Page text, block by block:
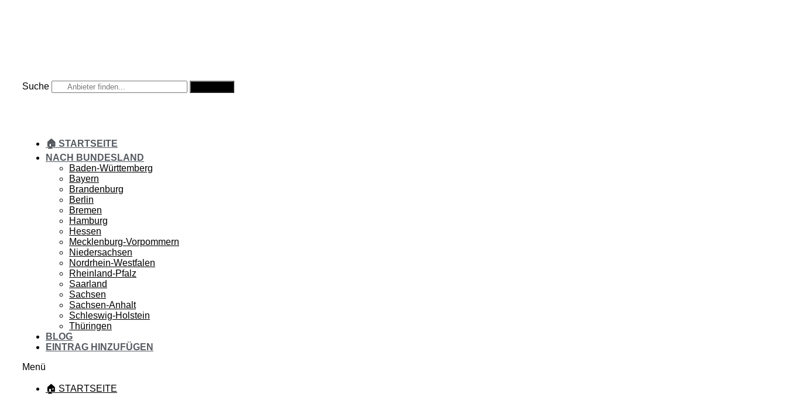
Suche
🏠 STARTSEITE
NACH BUNDESLAND
Baden-Württemberg
Bayern
Brandenburg
Berlin
Bremen
Hamburg
Hessen
Mecklenburg-Vorpommern
Niedersachsen
Nordrhein-Westfalen
Rheinland-Pfalz
Saarland
Sachsen
Sachsen-Anhalt
Schleswig-Holstein
Thüringen
BLOG
EINTRAG HINZUFÜGEN
Menü
🏠 STARTSEITE